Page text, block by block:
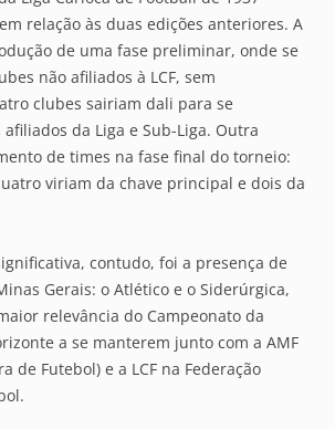
relação às duas edições anteriores. A
de uma fase preliminar, onde se
não afiliados à LCF, sem
clubes sairiam dali para se
da Liga e Sub-Liga. Outra
de times na fase final do torneio:
viriam da chave principal e dois da
contudo, foi a presença de
Gerais: o Atlético e o Siderúrgica,
relevância do Campeonato da
a se manterem junto com a AMF
de Futebol) e a LCF na Federação